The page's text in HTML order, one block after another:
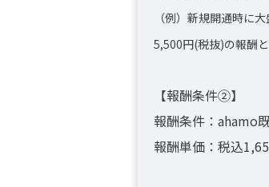
（例）新規開通時に
5,500円(税抜)の報酬と
【報酬条件②】
報酬条件：ahamo
報酬単価：税込